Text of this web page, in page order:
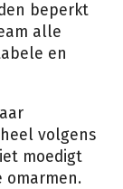
beperkt
alle
en
volgens
moedigt
omarmen.